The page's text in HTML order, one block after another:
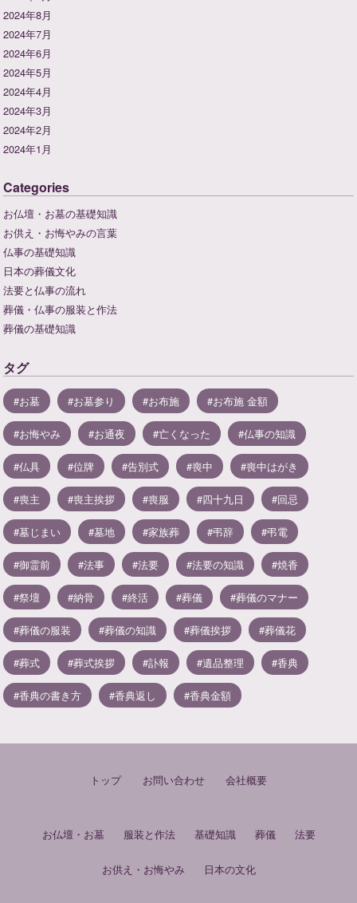
2024年8月
2024年7月
2024年6月
2024年5月
2024年4月
2024年3月
2024年2月
2024年1月
Categories
お仏壇・お墓の基礎知識
お供え・お悔やみの言葉
仏事の基礎知識
日本の葬儀文化
法要と仏事の流れ
葬儀・仏事の服装と作法
葬儀の基礎知識
タグ
お墓 お墓参り お布施 お布施 金額
お悔やみ お通夜 亡くなった 仏事の知識
仏具 位牌 告別式 喪中 喪中はがき
喪主 喪主挨拶 喪服 四十九日 回忌
墓じまい 墓地 家族葬 弔辞 弔電
御霊前 法事 法要 法要の知識 焼香
祭壇 納骨 終活 葬儀 葬儀のマナー
葬儀の服装 葬儀の知識 葬儀挨拶 葬儀花
葬式 葬式挨拶 訃報 遺品整理 香典
香典の書き方 香典返し 香典金額
トップ お問い合わせ 会社概要
お仏壇・お墓 服装と作法 基礎知識 葬儀 法要
お供え・お悔やみ 日本の文化